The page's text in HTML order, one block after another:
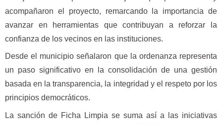
acompañaron el proyecto, remarcando la importancia de
avanzar en herramientas que contribuyan a reforzar la
confianza de los vecinos en las instituciones.
Desde el municipio señalaron que la ordenanza representa
un paso significativo en la consolidación de una gestión
basada en la transparencia, la integridad y el respeto por los
principios democráticos.
La sanción de Ficha Limpia se suma así a las iniciativas